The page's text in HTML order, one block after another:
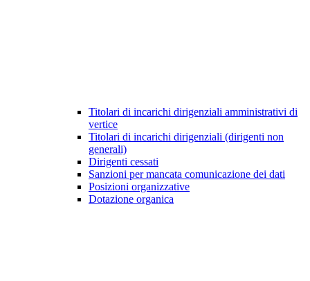
Titolari di incarichi dirigenziali amministrativi di
vertice
Titolari di incarichi dirigenziali (dirigenti non
generali)
Dirigenti cessati
Sanzioni per mancata comunicazione dei dati
Posizioni organizzative
Dotazione organica